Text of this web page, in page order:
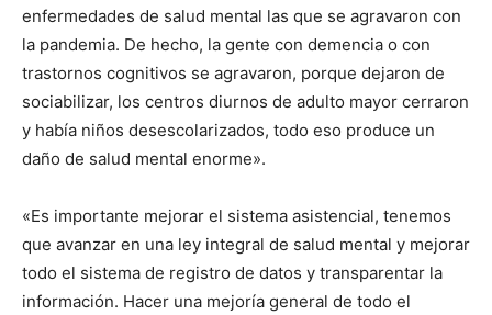
enfermedades de salud mental las que se agravaron con
la pandemia. De hecho, la gente con demencia o con
trastornos cognitivos se agravaron, porque dejaron de
sociabilizar, los centros diurnos de adulto mayor cerraron
y había niños desescolarizados, todo eso produce un
daño de salud mental enorme».
«Es importante mejorar el sistema asistencial, tenemos
que avanzar en una ley integral de salud mental y mejorar
todo el sistema de registro de datos y transparentar la
información. Hacer una mejoría general de todo el